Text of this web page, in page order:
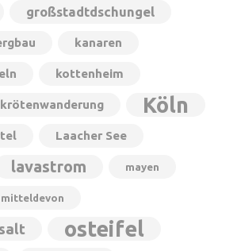
großstadtdschungel
kanaren
kottenheim
krötenwanderung Köln
Laacher See
lavastrom mayen
mitteldevon
osteifel